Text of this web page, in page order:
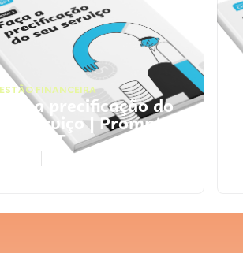
FINANCEIRA
Faça a precificação do
seu serviço | Prompts
ChatGPT